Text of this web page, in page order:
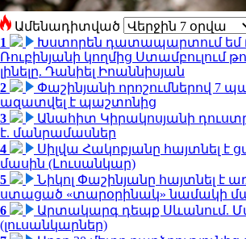
Ամենադիտված
1
Խստորեն դատապարտում եմ
Ռուբինյանի կողմից Ստամբուլում
լինելը. Դանիել Իոաննիսյան
2
Փաշինյանի որոշումներով 7
ազատվել է պաշտոնից
3
Անահիտ Կիրակոսյանի
է. մանրամասներ
4
Սիլվա Հակոբյանը հայտնել է
մասին (Լուսանկար)
5
Նիկոլ Փաշինյանը հայտնել է
ստացած «տարօրինակ» նամակի
6
Արտակարգ դեպք Սևանում.
(լուսանկարներ)